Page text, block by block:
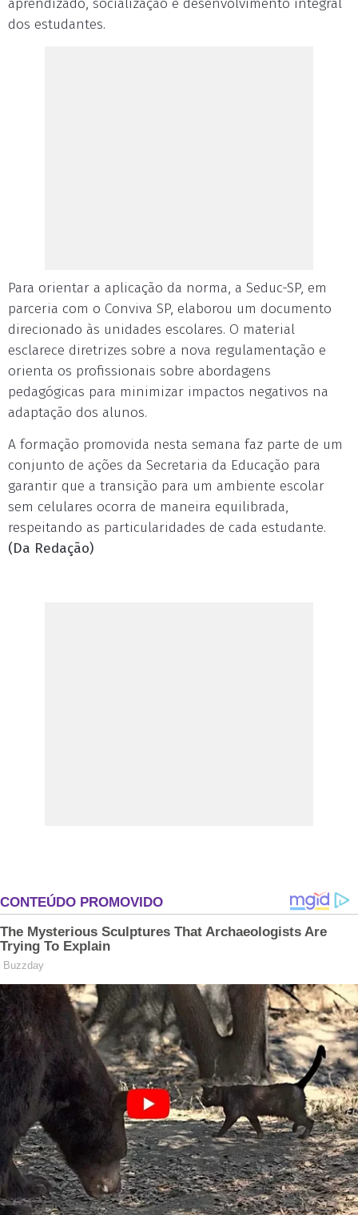
aprendizado, socialização e desenvolvimento integral
dos estudantes.
Para orientar a aplicação da norma, a Seduc-SP, em
parceria com o Conviva SP, elaborou um documento
direcionado às unidades escolares. O material
esclarece diretrizes sobre a nova regulamentação e
orienta os profissionais sobre abordagens
pedagógicas para minimizar impactos negativos na
adaptação dos alunos.
A formação promovida nesta semana faz parte de um
conjunto de ações da Secretaria da Educação para
garantir que a transição para um ambiente escolar
sem celulares ocorra de maneira equilibrada,
respeitando as particularidades de cada estudante.
(Da Redação)